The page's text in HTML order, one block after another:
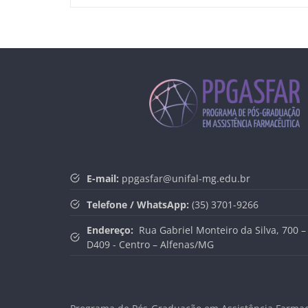
E-mail: ppgasfar@unifal-mg.edu.br
Telefone / WhatsApp: (35) 3701-9266
Endereço: Rua Gabriel Monteiro da Silva, 700
D409 - Centro – Alfenas/MG